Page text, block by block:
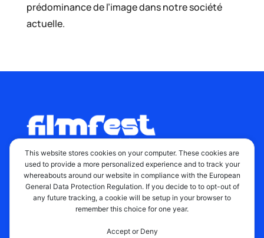
prédominance de l’image dans notre société
actuelle.
Informations
Mentions légales
This website stores cookies on your computer. These cookies are
used to provide a more personalized experience and to track your
whereabouts around our website in compliance with the European
General Data Protection Regulation. If you decide to to opt-out of
any future tracking, a cookie will be setup in your browser to
remember this choice for one year.
Accept or Deny